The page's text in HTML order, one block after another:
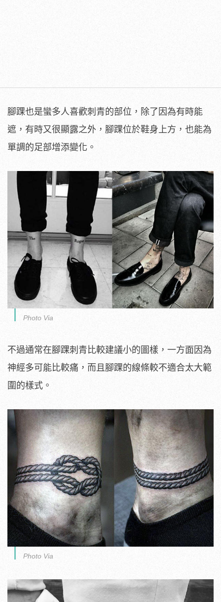
腳踝也是蠻多人喜歡刺青的部位，除了因為有時能
遮，有時又很顯露之外，腳踝位於鞋身上方，也能為
單調的足部增添變化。
Photo Via
不過通常在腳踝刺青比較建議小的圖樣，一方面因為
神經多可能比較痛，而且腳踝的線條較不適合太大範
圍的樣式。
Photo Via